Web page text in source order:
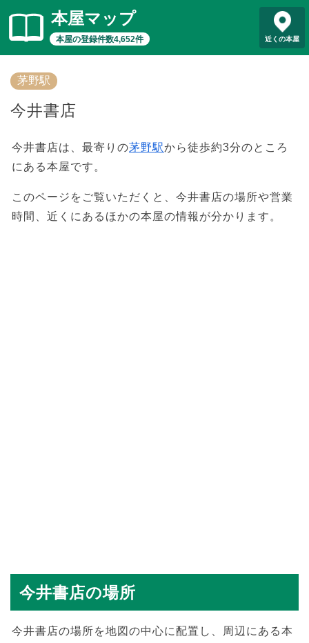
本屋マップ
本屋の登録件数4,652件 近くの本屋
茅野駅
今井書店
今井書店は、最寄りの茅野駅から徒歩約3分のところ
にある本屋です。
このページをご覧いただくと、今井書店の場所や営業
時間、近くにあるほかの本屋の情報が分かります。
今井書店の場所
今井書店の場所を地図の中心に配置し、周辺にある本